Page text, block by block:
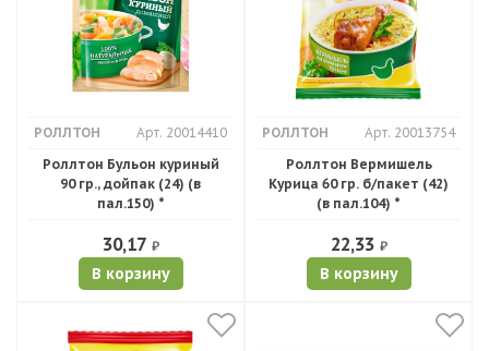
РОЛЛТОН
Арт. 20014410
Роллтон Бульон куриный
90 гр., дойпак (24) (в
пал.150) *
30,17 ₽
В корзину
РОЛЛТОН
Арт. 20013754
Роллтон Вермишель
Курица 60 гр. б/пакет (42)
(в пал.104) *
22,33 ₽
В корзину